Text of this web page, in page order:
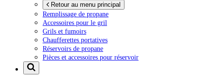
Retour au menu principal
Remplissage de propane
Accessoires pour le gril
Grils et fumoirs
Chaufferettes portatives
Réservoirs de propane
Pièces et accessoires pour réservoir